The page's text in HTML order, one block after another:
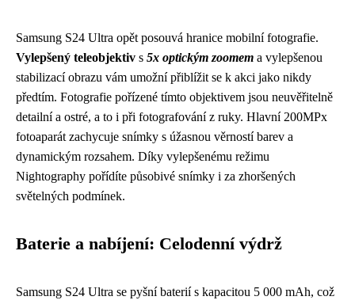
Samsung S24 Ultra opět posouvá hranice mobilní fotografie.
Vylepšený teleobjektiv s 5x optickým zoomem a vylepšenou
stabilizací obrazu vám umožní přiblížit se k akci jako nikdy
předtím. Fotografie pořízené tímto objektivem jsou neuvěřitelně
detailní a ostré, a to i při fotografování z ruky. Hlavní 200MPx
fotoaparát zachycuje snímky s úžasnou věrností barev a
dynamickým rozsahem. Díky vylepšenému režimu
Nightography pořídíte působivé snímky i za zhoršených
světelných podmínek.
Baterie a nabíjení: Celodenní výdrž
Samsung S24 Ultra se pyšní baterií s kapacitou 5 000 mAh, což